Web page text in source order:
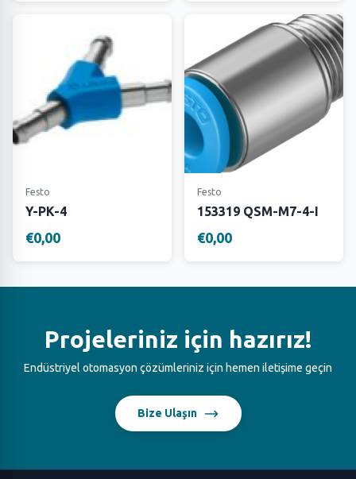
Festo
Y-PK-4
€0,00
Festo
153319 QSM-M7-4-I
€0,00
Projeleriniz için hazırız!
Endüstriyel otomasyon çözümleriniz için hemen iletişime geçin
Bize Ulaşın